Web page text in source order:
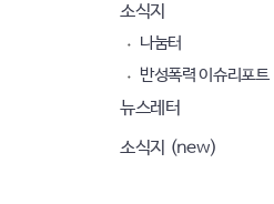
소식지
나눔터
반성폭력 이슈리포트
뉴스레터
소식지 (new)